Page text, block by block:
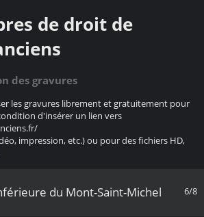
de droit de
des gravures
les gravures librement et gratuitement pour
d'insérer un lien vers
impression, etc.) ou pour des fichiers HD,
6/8
du Mont-Saint-Michel